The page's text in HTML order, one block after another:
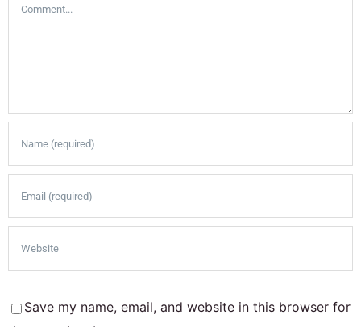
Comment
Save my name, email, and website in this browser for